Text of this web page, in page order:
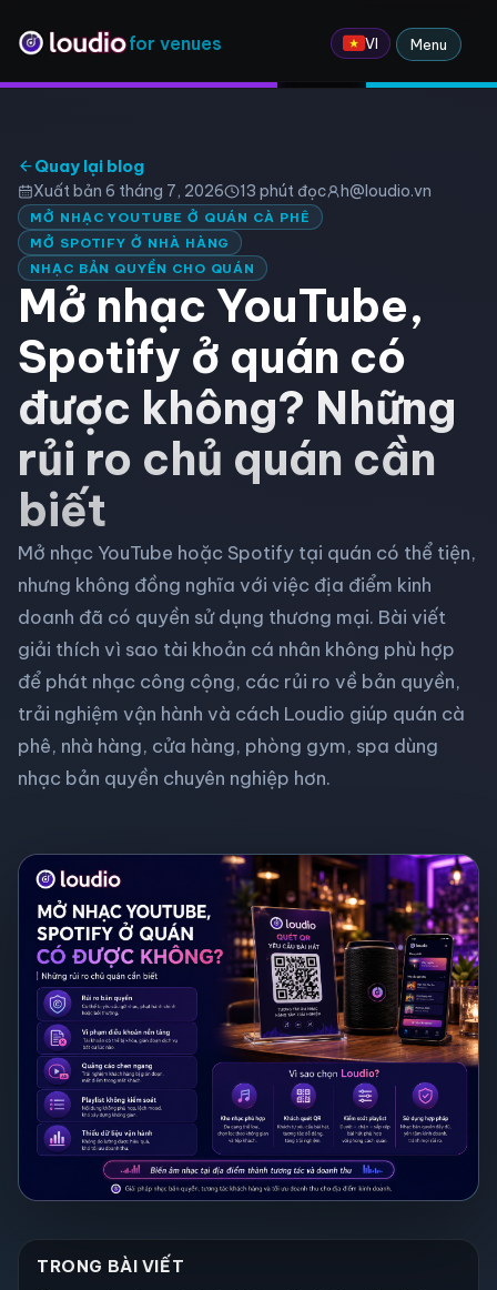
for venues VI Menu
Quay lại blog
Xuất bản 6 tháng 7, 2026 13 phút đọc h@loudio.vn
MỞ NHẠC YOUTUBE Ở QUÁN CÀ PHÊ
MỞ SPOTIFY Ở NHÀ HÀNG
NHẠC BẢN QUYỀN CHO QUÁN
Mở nhạc YouTube,
Spotify ở quán có
được không? Những
rủi ro chủ quán cần
biết
Mở nhạc YouTube hoặc Spotify tại quán có thể tiện,
nhưng không đồng nghĩa với việc địa điểm kinh
doanh đã có quyền sử dụng thương mại. Bài viết
giải thích vì sao tài khoản cá nhân không phù hợp
để phát nhạc công cộng, các rủi ro về bản quyền,
trải nghiệm vận hành và cách Loudio giúp quán cà
phê, nhà hàng, cửa hàng, phòng gym, spa dùng
nhạc bản quyền chuyên nghiệp hơn.
TRONG BÀI VIẾT